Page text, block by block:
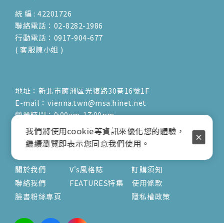
統 編 : 42201726
聯絡電話：02-8282-1986
行動電話：0917-904-677
( 客服陳小姐 )
地址：新北市蘆洲區光復路30巷16號1F
E-mail：vienna.twn@msa.hinet.net
營業時間：9:00am-17:00pm
( 公休日詳見臉書粉專置頂文 )
關於
關於我們
聯絡我們
臉書粉絲專頁
文章
V's風格誌
FEATURES特集
服務
訂購須知
使用條款
隱私權政策
我們將使用cookie等資訊來優化您的體驗，
繼續瀏覽即表示您同意我們使用。